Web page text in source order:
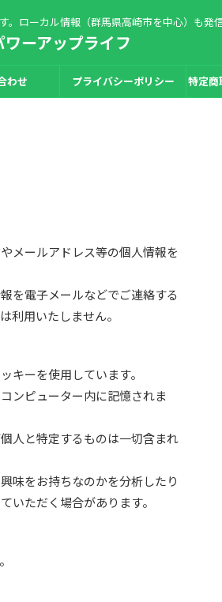
。ローカル情報（群馬県高崎市を中心）も発信
ワーアップライフ
わせ プライバシーポリシー 特定商
メールアドレス等の個人情報を
を電子メールなどでご連絡する
利用いたしません。
キーを使用しています。
ンピューター内に記憶されま
人と特定するものは一切含まれ
味をお持ちなのかを分析したり
いただく場合があります。